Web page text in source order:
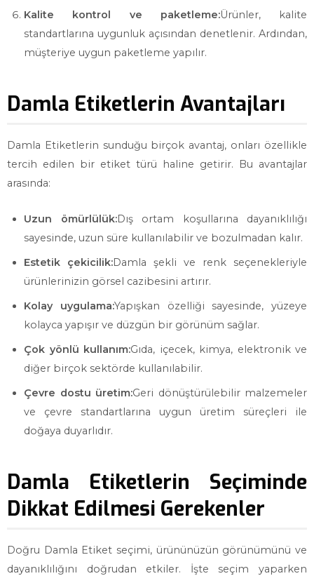
Kalite kontrol ve paketleme:Ürünler, kalite
standartlarına uygunluk açısından denetlenir. Ardından,
müşteriye uygun paketleme yapılır.
Damla Etiketlerin Avantajları
Damla Etiketlerin sunduğu birçok avantaj, onları özellikle
tercih edilen bir etiket türü haline getirir. Bu avantajlar
arasında:
Uzun ömürlülük:Dış ortam koşullarına dayanıklılığı
sayesinde, uzun süre kullanılabilir ve bozulmadan kalır.
Estetik çekicilik:Damla şekli ve renk seçenekleriyle
ürünlerinizin görsel cazibesini artırır.
Kolay uygulama:Yapışkan özelliği sayesinde, yüzeye
kolayca yapışır ve düzgün bir görünüm sağlar.
Çok yönlü kullanım:Gıda, içecek, kimya, elektronik ve
diğer birçok sektörde kullanılabilir.
Çevre dostu üretim:Geri dönüştürülebilir malzemeler
ve çevre standartlarına uygun üretim süreçleri ile
doğaya duyarlıdır.
Damla Etiketlerin Seçiminde
Dikkat Edilmesi Gerekenler
Doğru Damla Etiket seçimi, ürününüzün görünümünü ve
dayanıklılığını doğrudan etkiler. İşte seçim yaparken